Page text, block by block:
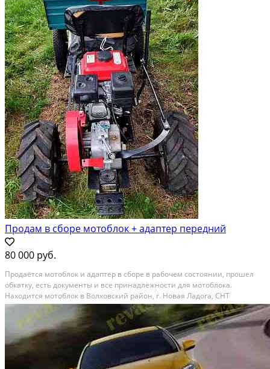
Продам в сборе мотоблок + адаптер передний
80 000 руб.
Продаётся мотоблок и адаптер в сборе в рабочем состоянии, прошел
обкатку, есть документы и все принадлежности для мотоблока.
Находится мотоблок в Волховский район, г. Новая Ладога, СНТ
«Нептун». Все вопросы по телефону: 89112108264 Сергей